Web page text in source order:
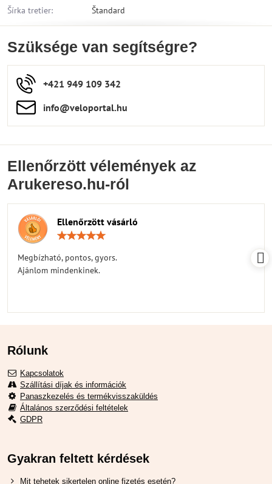
Šírka tretier: Štandard
Szüksége van segítségre?
+421 949 109 342
info​​@veloportal​.hu
Ellenőrzött vélemények az
Arukereso.hu-ról
Ellenőrzött vásárló
Megbízható, pontos, gyors.
Ajánlom mindenkinek.
Rólunk
Kapcsolatok
Szállítási díjak és információk
Panaszkezelés és termékvisszaküldés
Általános szerződési feltételek
GDPR
Gyakran feltett kérdések
Mit tehetek sikertelen online fizetés esetén?